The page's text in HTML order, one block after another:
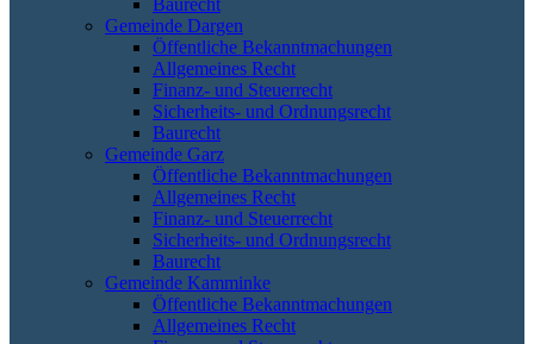
Baurecht
Gemeinde Dargen
Öffentliche Bekanntmachungen
Allgemeines Recht
Finanz- und Steuerrecht
Sicherheits- und Ordnungsrecht
Baurecht
Gemeinde Garz
Öffentliche Bekanntmachungen
Allgemeines Recht
Finanz- und Steuerrecht
Sicherheits- und Ordnungsrecht
Baurecht
Gemeinde Kamminke
Öffentliche Bekanntmachungen
Allgemeines Recht